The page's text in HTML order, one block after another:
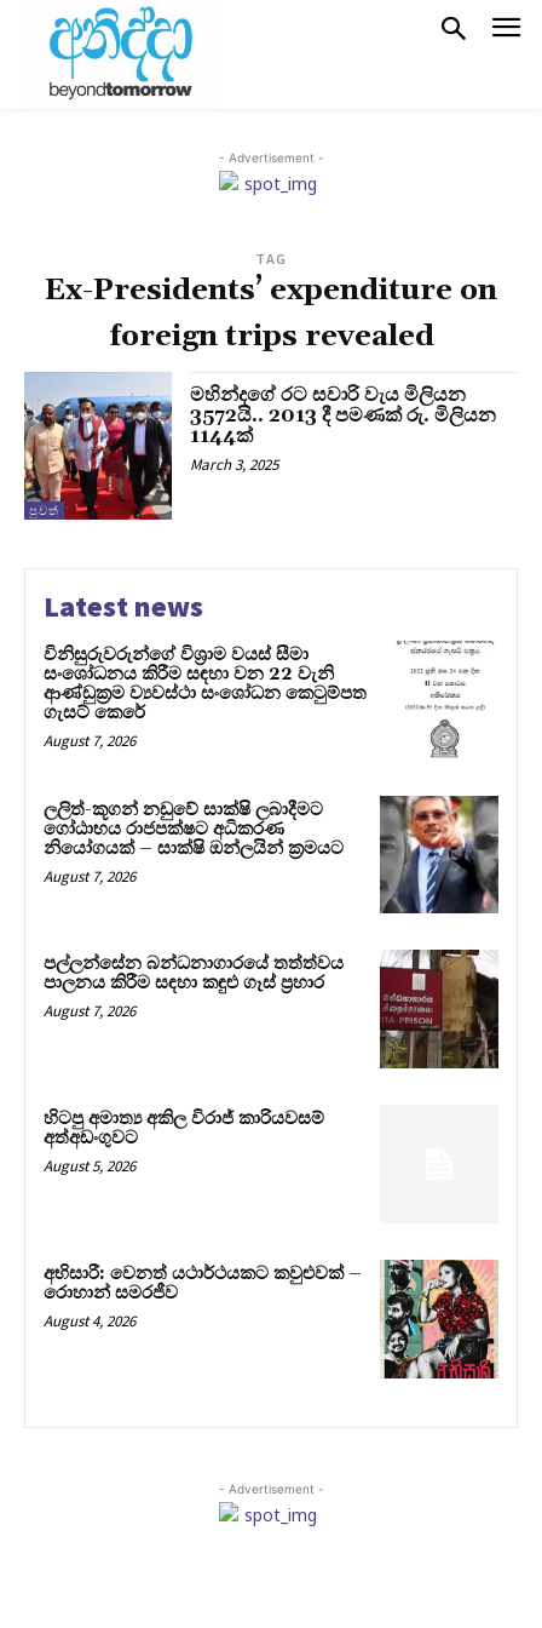
- Advertisement -
TAG
Ex-Presidents’ expenditure on
foreign trips revealed
පුවත්
මහින්දගේ රට සවාරි වැය මිලියන
3572යි.. 2013 දී පමණක් රු. මිලියන
1144ක්
March 3, 2025
Latest news
විනිසුරුවරුන්ගේ විශ්‍රාම වයස් සීමා
සංශෝධනය කිරීම සඳහා වන 22 වැනි
ආණ්ඩුක්‍රම ව්‍යවස්ථා සංශෝධන කෙටුම්පත
ගැසට් කෙරේ
August 7, 2026
ලලිත්-කූගන් නඩුවේ සාක්ෂි ලබාදීමට
ගෝඨාභය රාජපක්ෂට අධිකරණ
නියෝගයක් – සාක්ෂි ඔන්ලයින් ක්‍රමයට
August 7, 2026
පල්ලන්සේන බන්ධනාගාරයේ තත්ත්වය
පාලනය කිරීම සඳහා කඳුළු ගෑස් ප්‍රහාර
August 7, 2026
හිටපු අමාත්‍ය අකිල විරාජ් කාරියවසම්
අත්අඩංගුවට
August 5, 2026
අභිසාරී: වෙනත් යථාර්ථයකට කවුළුවක් –
රොහාන් සමරජීව
August 4, 2026
- Advertisement -